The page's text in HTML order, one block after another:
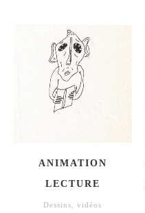
ANIMATION
LECTURE
Dessins,vidéos